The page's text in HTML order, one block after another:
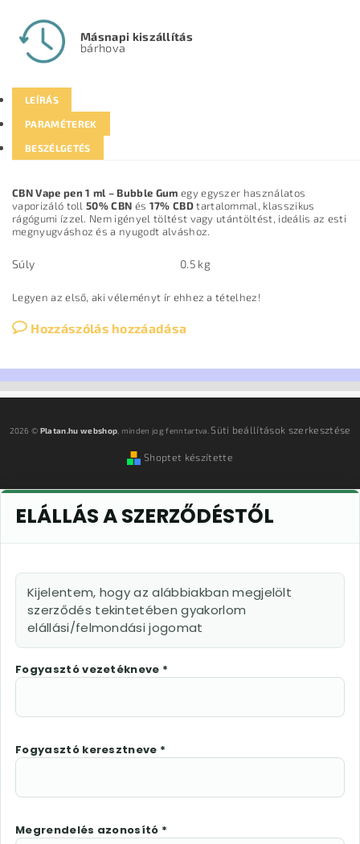
Másnapi kiszállítás
bárhova
LEÍRÁS
PARAMÉTEREK
BESZÉLGETÉS
CBN Vape pen 1 ml – Bubble Gum egy egyszer használatos
vaporizáló toll50% CBN és 17% CBDtartalommal, klasszikus
rágógumi ízzel. Nem igényel töltést vagy utántöltést, ideális az esti
megnyugváshoz és a nyugodt alváshoz.
Súly 0.5 kg
Legyen az első, aki véleményt ír ehhez a tételhez!
Hozzászólás hozzáadása
2026 © Platan.hu webshop , minden jog fenntartva.Süti beállítások szerkesztése
Shoptet készítette
ELÁLLÁS A SZERZŐDÉSTŐL
Kijelentem, hogy az alábbiakban megjelölt
szerződés tekintetében gyakorlom
elállási/felmondási jogomat
Fogyasztó vezetékneve *
Fogyasztó keresztneve *
Megrendelés azonosító *